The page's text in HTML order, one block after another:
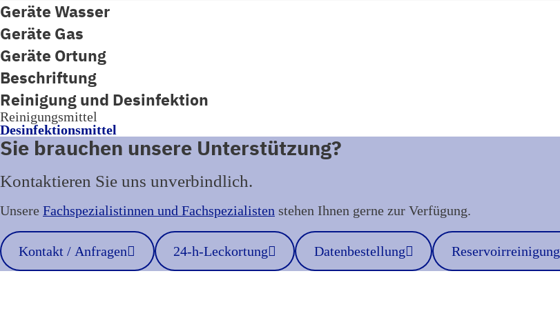
Geräte Wasser
Geräte Gas
Geräte Ortung
Beschriftung
Reinigung und Desinfektion
Reinigungsmittel
Desinfektionsmittel
Sie brauchen unsere Unterstützung?
Kontaktieren Sie uns unverbindlich.
Unsere Fachspezialistinnen und Fachspezialisten stehen Ihnen gerne zur Verfügung.
Kontakt / Anfragen 24-h-Leckortung Datenbestellung Reservoirreinigung